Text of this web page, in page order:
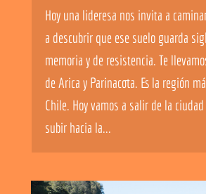
Hoy una lideresa nos invita a
a descubrir que ese suelo guarda
memoria y de resistencia. Te
de Arica y Parinacota. Es la región
Chile. Hoy vamos a salir de la
subir hacia la...